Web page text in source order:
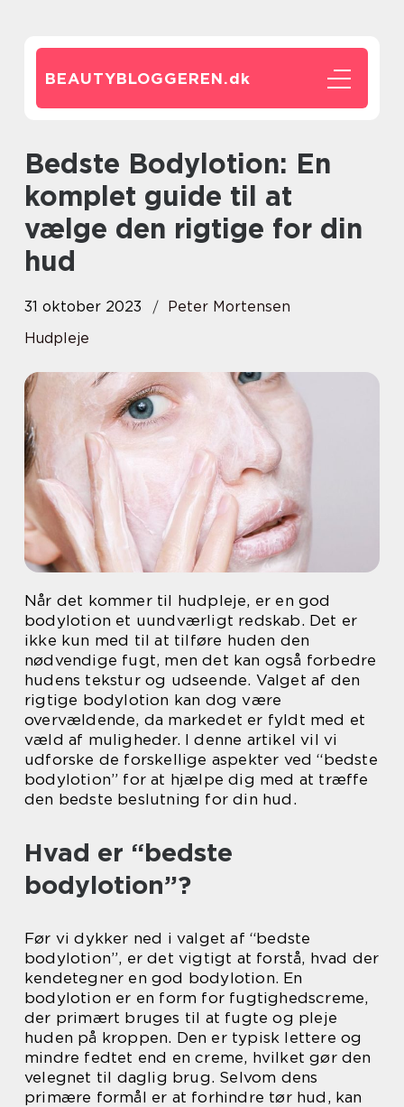
BEAUTYBLOGGEREN.dk
Bedste Bodylotion: En
komplet guide til at
vælge den rigtige for din
hud
31 oktober 2023
Peter Mortensen
Hudpleje
Når det kommer til hudpleje, er en god
bodylotion et uundværligt redskab. Det er
ikke kun med til at tilføre huden den
nødvendige fugt, men det kan også forbedre
hudens tekstur og udseende. Valget af den
rigtige bodylotion kan dog være
overvældende, da markedet er fyldt med et
væld af muligheder. I denne artikel vil vi
udforske de forskellige aspekter ved “bedste
bodylotion” for at hjælpe dig med at træffe
den bedste beslutning for din hud.
Hvad er “bedste
bodylotion”?
Før vi dykker ned i valget af “bedste
bodylotion”, er det vigtigt at forstå, hvad der
kendetegner en god bodylotion. En
bodylotion er en form for fugtighedscreme,
der primært bruges til at fugte og pleje
huden på kroppen. Den er typisk lettere og
mindre fedtet end en creme, hvilket gør den
velegnet til daglig brug. Selvom dens
primære formål er at forhindre tør hud, kan